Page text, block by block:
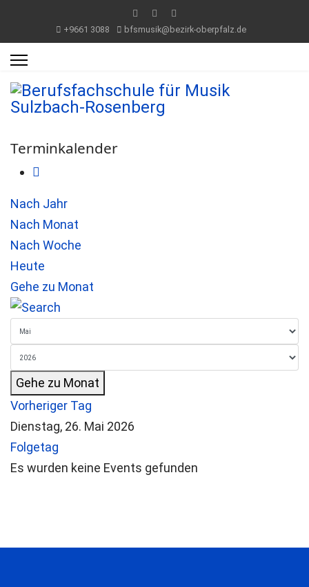
+9661 3088 bfsmusik@bezirk-oberpfalz.de
Terminkalender
Nach Jahr
Nach Monat
Nach Woche
Heute
Gehe zu Monat
Gehe zu Monat
Vorheriger Tag
Dienstag, 26. Mai 2026
Folgetag
Es wurden keine Events gefunden